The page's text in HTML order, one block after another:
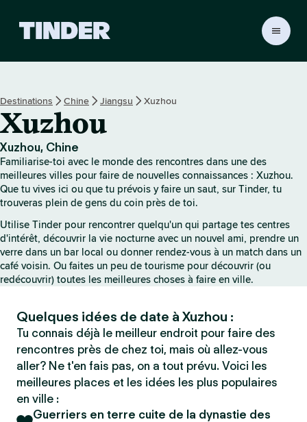
i
n
d
e
r
Destinations Chine Jiangsu Xuzhou
Xuzhou
Xuzhou, Chine
Familiarise-toi avec le monde des rencontres dans une des
meilleures villes pour faire de nouvelles connaissances : Xuzhou.
Que tu vives ici ou que tu prévois y faire un saut, sur Tinder, tu
trouveras plein de gens du coin près de toi.
Utilise Tinder pour rencontrer quelqu'un qui partage tes centres
d'intérêt, découvrir la vie nocturne avec un nouvel ami, prendre un
verre dans un bar local ou donner rendez-vous à un match dans un
café voisin. Ou faites un peu de tourisme pour découvrir (ou
redécouvrir) toutes les meilleures choses à faire en ville.
Quelques idées de date à Xuzhou :
Tu connais déjà le meilleur endroit pour faire des
rencontres près de chez toi, mais où allez-vous
aller? Ne t'en fais pas, on a tout prévu. Voici les
meilleures places et les idées les plus populaires
en ville :
Guerriers en terre cuite de la dynastie des